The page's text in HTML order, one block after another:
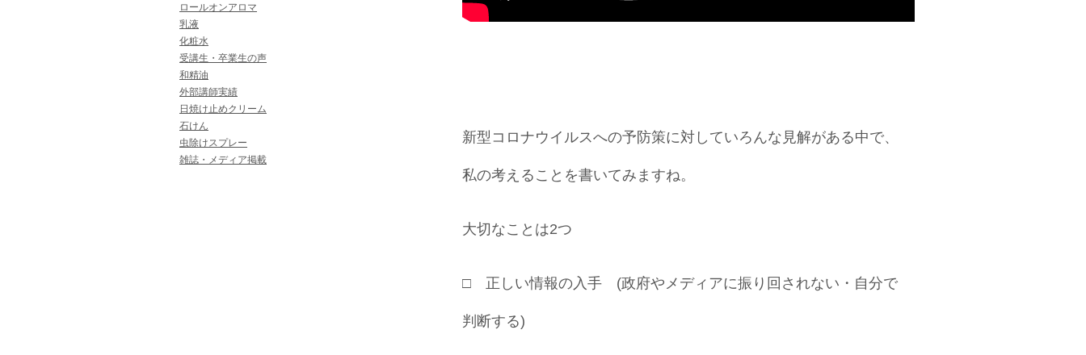
ロールオンアロマ
乳液
化粧水
受講生・卒業生の声
和精油
外部講師実績
日焼け止めクリーム
石けん
虫除けスプレー
雑誌・メディア掲載
新型コロナウイルスへの予防策に対していろんな見解がある中で、
私の考えることを書いてみますね。
大切なことは2つ
□ 正しい情報の入手 (政府やメディアに振り回されない・自分で
判断する)